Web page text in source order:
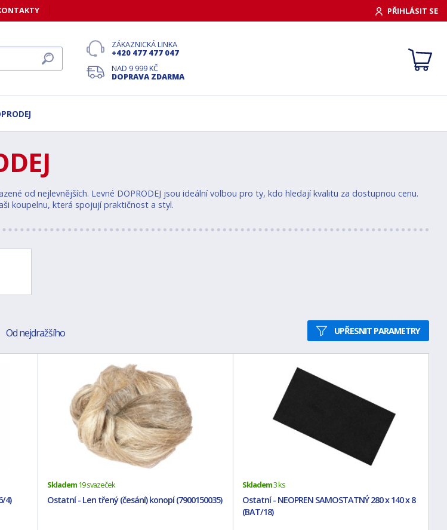
PŘIHLÁSIT SE
ZÁKAZNICKÁ LINKA
+420 477 477 047
NAD 9 999 KČ
DOPRAVA ZDARMA
od nejlevnějších. Levné DOPRODEJ jsou ideální volbou pro ty, kdo hledají kvalitu za dostupnou cenu.
koupelnu, která spojují praktičnost a styl.
Od nejdražšího UPŘESNIT PARAMETRY
4)
Skladem19 svazeček
Ostatní - Len třený (česání) konopí (7900150035)
Skladem3 ks
Ostatní - NEOPREN SAMOSTATNÝ 280 x 140 x 8
(BAT/18)